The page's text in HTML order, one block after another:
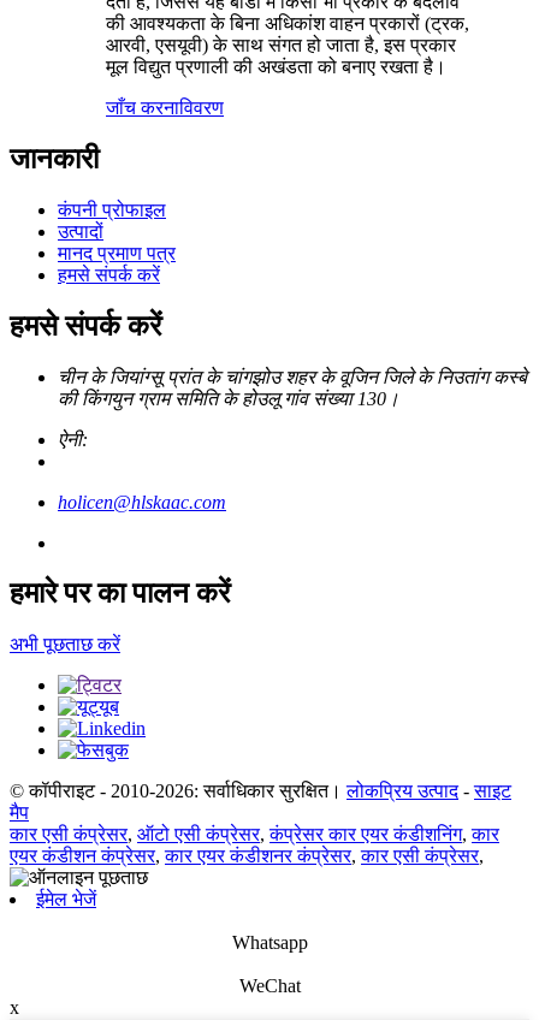
की आवश्यकता के बिना अधिकांश वाहन प्रकारों (ट्रक,
आरवी, एसयूवी) के साथ संगत हो जाता है, इस प्रकार
मूल विद्युत प्रणाली की अखंडता को बनाए रखता है।
जाँच करनाविवरण
जानकारी
कंपनी प्रोफाइल
उत्पादों
मानद प्रमाण पत्र
हमसे संपर्क करें
हमसे संपर्क करें
चीन के जियांग्सू प्रांत के चांगझोउ शहर के वूजिन जिले के निउतांग कस्बे
की किंगयुन ग्राम समिति के होउलू गांव संख्या 130।
ऐनी:
holicen@hlskaac.com
हमारे पर का पालन करें
अभी पूछताछ करें
© कॉपीराइट - 2010-2026: सर्वाधिकार सुरक्षित। लोकप्रिय उत्पाद-साइट
मैप
कार एसी कंप्रेसर, ऑटो एसी कंप्रेसर,कंप्रेसर कार एयर कंडीशनिंग,कार
एयर कंडीशन कंप्रेसर,कार एयर कंडीशनर कंप्रेसर,कार एसी कंप्रेसर,
ईमेल भेजें
Whatsapp
WeChat
x